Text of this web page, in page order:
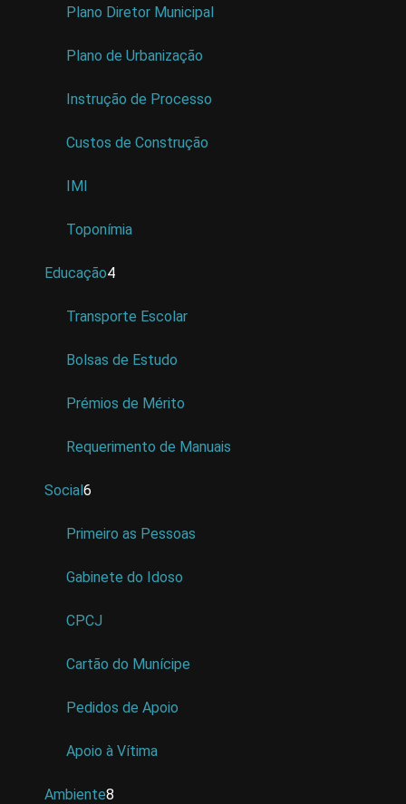
Plano Diretor Municipal
Plano de Urbanização
Instrução de Processo
Custos de Construção
IMI
Toponímia
Educação4
Transporte Escolar
Bolsas de Estudo
Prémios de Mérito
Requerimento de Manuais
Social6
Primeiro as Pessoas
Gabinete do Idoso
CPCJ
Cartão do Munícipe
Pedidos de Apoio
Apoio à Vítima
Ambiente8